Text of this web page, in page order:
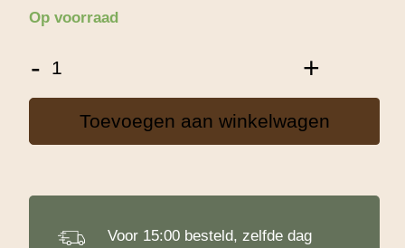
Op voorraad
-Poffertjespan
aantal
+
Toevoegen aan winkelwagen
Voor 15:00 besteld, zelfde dag